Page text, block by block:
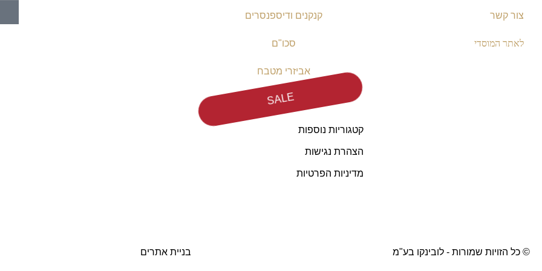
צור קשר
לאתר המוסדי
קנקנים ודיספנסרים
סכו"ם
אביזרי מטבח
SALE
קטגוריות נוספות
הצהרת נגישות
מדיניות הפרטיות
© כל הזויות שמורות - לובינקו בע"מ בניית אתרים